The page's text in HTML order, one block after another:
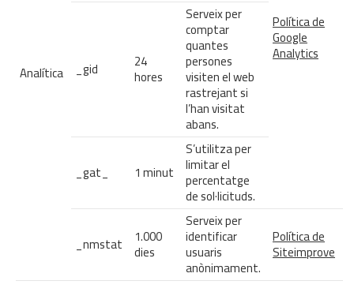
Analítica
Política de
Google
Analytics
_gid 24
hores
Serveix per
comptar
quantes
persones
visiten el web
rastrejant si
l’han visitat
abans.
_gat_ 1 minut
S’utilitza per
limitar el
percentatge
de sol·licituds.
_nmstat 1.000
dies
Serveix per
identificar
usuaris
anònimament.
Política de
Siteimprove